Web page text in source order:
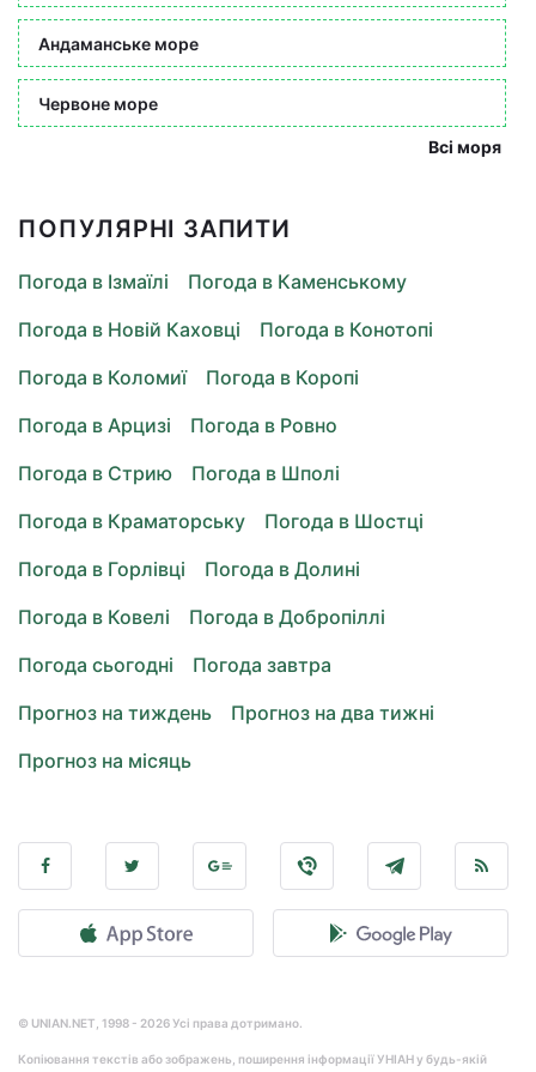
Андаманське море
Червоне море
Всі моря
ПОПУЛЯРНІ ЗАПИТИ
Погода в Ізмаїлі
Погода в Каменському
Погода в Новій Каховці
Погода в Конотопі
Погода в Коломиї
Погода в Коропі
Погода в Арцизі
Погода в Ровно
Погода в Стрию
Погода в Шполі
Погода в Краматорську
Погода в Шостці
Погода в Горлівці
Погода в Долині
Погода в Ковелі
Погода в Добропіллі
Погода сьогодні
Погода завтра
Прогноз на тиждень
Прогноз на два тижні
Прогноз на місяць
© UNIAN.NET, 1998 - 2026 Усі права дотримано.
Копіювання текстів або зображень, поширення інформації УНІАН у будь-якій